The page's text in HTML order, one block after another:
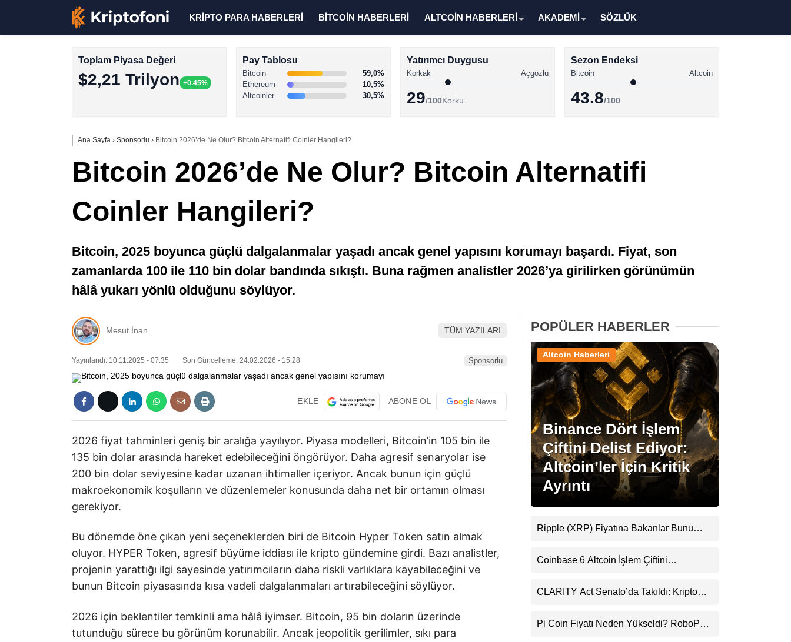
Facebook
Instagram
Youtube
TikTok
Pinterest
KRİPTO PARA HABERLERİ BİTCOİN HABERLERİ ALTCOİN HABERLERİ AKADEMİ SÖZLÜK
Toplam Piyasa Değeri
$2,21 Trilyon +0.45%
Pay Tablosu
Bitcoin
59,0%
Ethereum
10,5%
Altcoinler
30,5%
Yatırımcı Duygusu
Korkak Açgözlü
29/100Korku
Sezon Endeksi
Bitcoin Altcoin
43.8/100
Ana Sayfa › Sponsorlu › Bitcoin 2026’de Ne Olur? Bitcoin Alternatifi Coinler Hangileri?
Bitcoin 2026’de Ne Olur? Bitcoin Alternatifi
Coinler Hangileri?
Bitcoin, 2025 boyunca güçlü dalgalanmalar yaşadı ancak genel yapısını korumayı başardı. Fiyat, son
zamanlarda 100 ile 110 bin dolar bandında sıkıştı. Buna rağmen analistler 2026’ya girilirken görünümün
hâlâ yukarı yönlü olduğunu söylüyor.
Mesut İnan TÜM YAZILARI
Yayınlandı: 10.11.2025 - 07:35 Son Güncelleme: 24.02.2026 - 15:28 Sponsorlu
EKLE ABONE OL
2026 fiyat tahminleri geniş bir aralığa yayılıyor. Piyasa modelleri, Bitcoin’in 105 bin ile
135 bin dolar arasında hareket edebileceğini öngörüyor. Daha agresif senaryolar ise
200 bin dolar seviyesine kadar uzanan ihtimaller içeriyor. Ancak bunun için güçlü
makroekonomik koşulların ve düzenlemeler konusunda daha net bir ortamın olması
gerekiyor.
Bu dönemde öne çıkan yeni seçeneklerden biri de Bitcoin Hyper Token satın almak
oluyor. HYPER Token, agresif büyüme iddiası ile kripto gündemine girdi. Bazı analistler,
projenin yarattığı ilgi sayesinde yatırımcıların daha riskli varlıklara kayabileceğini ve
bunun Bitcoin piyasasında kısa vadeli dalgalanmaları artırabileceğini söylüyor.
2026 için beklentiler temkinli ama hâlâ iyimser. Bitcoin, 95 bin doların üzerinde
tutunduğu sürece bu görünüm korunabilir. Ancak jeopolitik gerilimler, sıkı para
POPÜLER HABERLER
Binance Dört İşlem
Çiftini Delist Ediyor:
Altcoin’ler İçin Kritik
Ayrıntı
Altcoin Haberleri
Ripple (XRP) Fiyatına Bakanlar Bunu
Uyarı
Coinbase 6 Altcoin İşlem Çiftini
CLARITY Act Senato’da Takıldı: Kripto
Pi Coin Fiyatı Neden Yükseldi? RoboPay